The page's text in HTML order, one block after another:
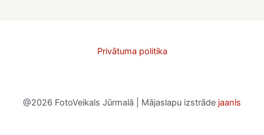
Privātuma politika
@2026 FotoVeikals Jūrmalā | Mājaslapu izstrāde jaanls